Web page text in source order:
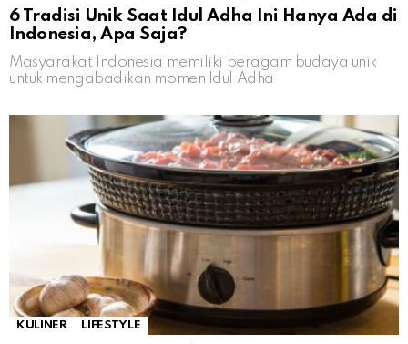
6 Tradisi Unik Saat Idul Adha Ini Hanya Ada di
Indonesia, Apa Saja?
Masyarakat Indonesia memiliki beragam budaya unik
untuk mengabadikan momen Idul Adha
KULINER LIFESTYLE